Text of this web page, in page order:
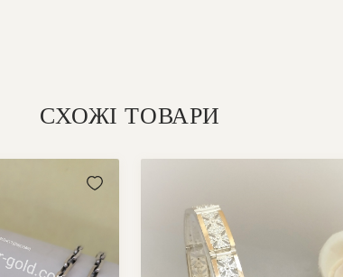
СХОЖІ ТОВАРИ